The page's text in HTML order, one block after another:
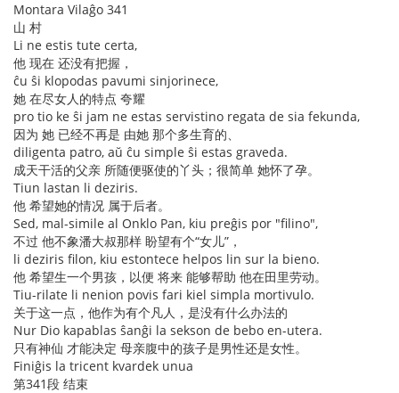
Montara Vilaĝo 341
山 村
Li ne estis tute certa,
他 现在 还没有把握，
ĉu ŝi klopodas pavumi sinjorinece,
她 在尽女人的特点 夸耀
pro tio ke ŝi jam ne estas servistino regata de sia fekunda,
因为 她 已经不再是 由她 那个多生育的、
diligenta patro, aŭ ĉu simple ŝi estas graveda.
成天干活的父亲 所随便驱使的丫头；很简单 她怀了孕。
Tiun lastan li deziris.
他 希望她的情况 属于后者。
Sed, mal-simile al Onklo Pan, kiu preĝis por "filino",
不过 他不象潘大叔那样 盼望有个“女儿”，
li deziris filon, kiu estontece helpos lin sur la bieno.
他 希望生一个男孩，以便 将来 能够帮助 他在田里劳动。
Tiu-rilate li nenion povis fari kiel simpla mortivulo.
关于这一点，他作为有个凡人，是没有什么办法的
Nur Dio kapablas ŝanĝi la sekson de bebo en-utera.
只有神仙 才能决定 母亲腹中的孩子是男性还是女性。
Finiĝis la tricent kvardek unua
第341段 结束